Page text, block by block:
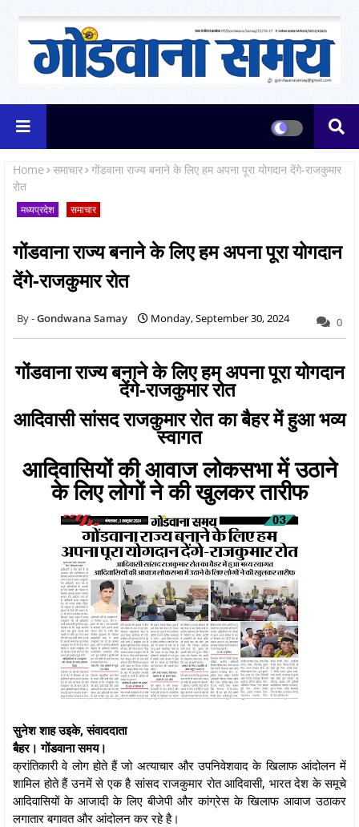
Home समाचार गोंडवाना राज्य बनाने के लिए हम अपना पूरा योगदान देंगे-राजकुमार
रोत
मध्यप्रदेश समाचार
गोंडवाना राज्य बनाने के लिए हम अपना पूरा योगदान
देंगे-राजकुमार रोत
Gondwana Samay Monday, September 30, 2024 0
गोंडवाना राज्य बनाने के लिए हम अपना पूरा योगदान
देंगे-राजकुमार रोत
आदिवासी सांसद राजकुमार रोत का बैहर में हुआ भव्य
स्वागत
आदिवासियों की आवाज लोकसभा में उठाने
के लिए लोगों ने की खुलकर तारीफ
सुनेश शाह उइके, संवाददाता
बैहर। गोंडवाना समय।
क्रांतिकारी वे लोग होते हैं जो अत्याचार और उपनिवेशवाद के खिलाफ आंदोलन में
शामिल होते हैं उनमें से एक है सांसद राजकुमार रोत आदिवासी, भारत देश के समूचे
आदिवासियों के आजादी के लिए बीजेपी और कांग्रेस के खिलाफ आवाज उठाकर
लगातार बगावत और आंदोलन कर रहे है।